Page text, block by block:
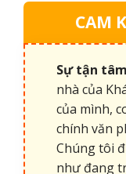
CAM
Sự tận
nhà của
của mình,
chính văn
Chúng tôi
như đang